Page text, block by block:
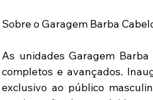
Sobre o Garagem Barba
As unidades Garagem
completos e avançados.
exclusivo ao público